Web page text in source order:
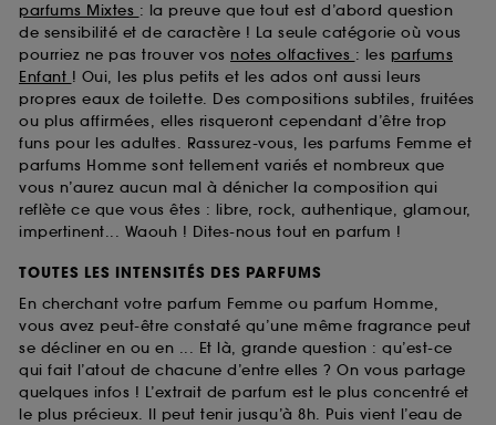
parfums Mixtes : la preuve que tout est d’abord question
de sensibilité et de caractère ! La seule catégorie où vous
pourriez ne pas trouver vos notes olfactives : les parfums
Enfant ! Oui, les plus petits et les ados ont aussi leurs
propres eaux de toilette. Des compositions subtiles, fruitées
ou plus affirmées, elles risqueront cependant d’être trop
funs pour les adultes. Rassurez-vous, les parfums Femme et
parfums Homme sont tellement variés et nombreux que
vous n’aurez aucun mal à dénicher la composition qui
reflète ce que vous êtes : libre, rock, authentique, glamour,
impertinent... Waouh ! Dites-nous tout en parfum !
TOUTES LES INTENSITÉS DES PARFUMS
En cherchant votre parfum Femme ou parfum Homme,
vous avez peut-être constaté qu’une même fragrance peut
se décliner en ou en ... Et là, grande question : qu’est-ce
qui fait l’atout de chacune d’entre elles ? On vous partage
quelques infos ! L’extrait de parfum est le plus concentré et
le plus précieux. Il peut tenir jusqu’à 8h. Puis vient l’eau de